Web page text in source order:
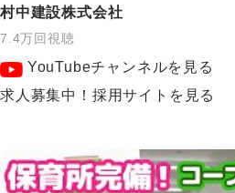
村中建設株式会社
7.4万回視聴
YouTubeチャンネルを見る
求人募集中！採用サイトを見る